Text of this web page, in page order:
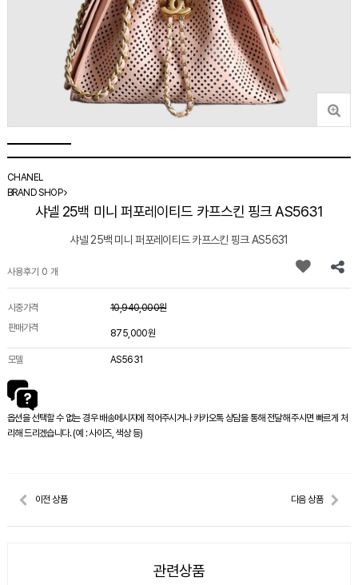
CHANEL
BRAND SHOP
샤넬 25백 미니 퍼포레이티드 카프스킨 핑크 AS5631
샤넬 25백 미니 퍼포레이티드 카프스킨 핑크 AS5631
사용후기 0 개
시중가격
10,940,000원
판매가격
875,000원
모델 AS5631
옵션을 선택할 수 없는 경우 배송메시지에 적어주시거나 카카오톡 상담을 통해 전달해 주시면 빠르게 처
리해 드리겠습니다. (예 : 사이즈, 색상 등)
이전 상품 다음 상품
관련상품